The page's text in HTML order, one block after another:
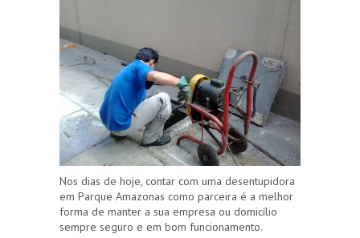
Nos dias de hoje, contar com uma desentupidora
em Parque Amazonas como parceira é a melhor
forma de manter a sua empresa ou domicílio
sempre seguro e em bom funcionamento.